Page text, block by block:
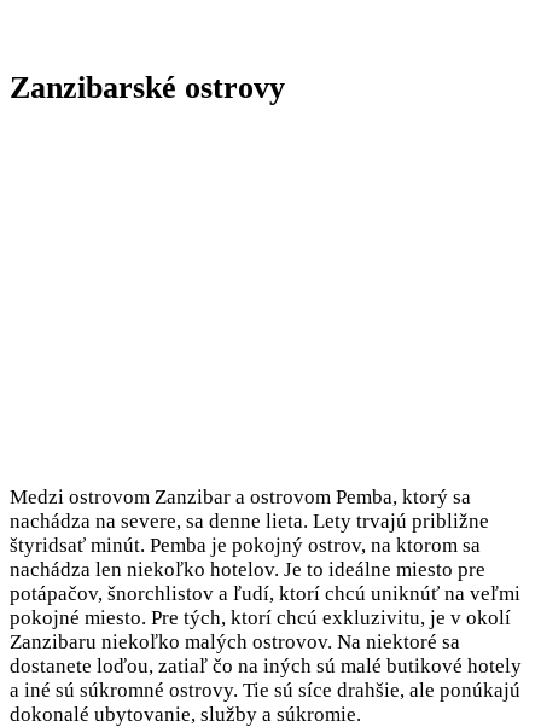
Zanzibarské ostrovy
Medzi ostrovom Zanzibar a ostrovom Pemba, ktorý sa
nachádza na severe, sa denne lieta. Lety trvajú približne
štyridsať minút. Pemba je pokojný ostrov, na ktorom sa
nachádza len niekoľko hotelov. Je to ideálne miesto pre
potápačov, šnorchlistov a ľudí, ktorí chcú uniknúť na veľmi
pokojné miesto. Pre tých, ktorí chcú exkluzivitu, je v okolí
Zanzibaru niekoľko malých ostrovov. Na niektoré sa
dostanete loďou, zatiaľ čo na iných sú malé butikové hotely
a iné sú súkromné ostrovy. Tie sú síce drahšie, ale ponúkajú
dokonalé ubytovanie, služby a súkromie.